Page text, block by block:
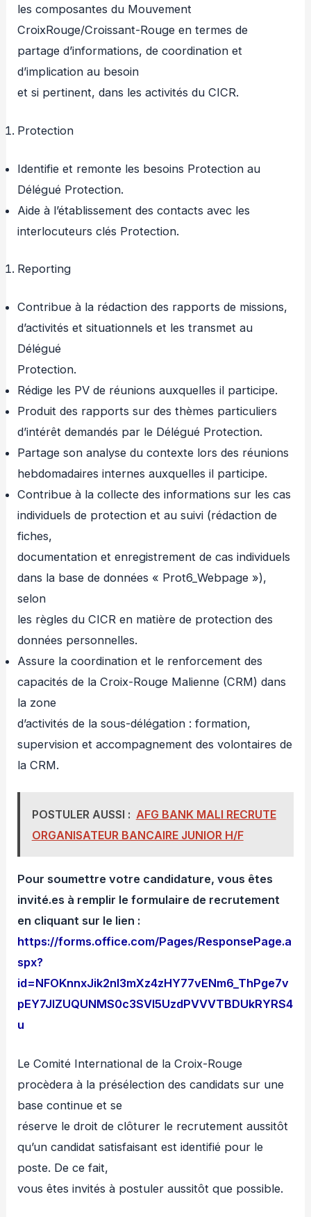
les composantes du Mouvement
CroixRouge/Croissant-Rouge en termes de
partage d’informations, de coordination et
d’implication au besoin
et si pertinent, dans les activités du CICR.
Protection
Identifie et remonte les besoins Protection au
Délégué Protection.
Aide à l’établissement des contacts avec les
interlocuteurs clés Protection.
Reporting
Contribue à la rédaction des rapports de missions,
d’activités et situationnels et les transmet au
Délégué
Protection.
Rédige les PV de réunions auxquelles il participe.
Produit des rapports sur des thèmes particuliers
d’intérêt demandés par le Délégué Protection.
Partage son analyse du contexte lors des réunions
hebdomadaires internes auxquelles il participe.
Contribue à la collecte des informations sur les cas
individuels de protection et au suivi (rédaction de
fiches,
documentation et enregistrement de cas individuels
dans la base de données « Prot6_Webpage »),
selon
les règles du CICR en matière de protection des
données personnelles.
Assure la coordination et le renforcement des
capacités de la Croix-Rouge Malienne (CRM) dans
la zone
d’activités de la sous-délégation : formation,
supervision et accompagnement des volontaires de
la CRM.
POSTULER AUSSI : AFG BANK MALI RECRUTE
ORGANISATEUR BANCAIRE JUNIOR H/F
Pour soumettre votre candidature, vous êtes
invité.es à remplir le formulaire de recrutement
en cliquant sur le lien :
https://forms.office.com/Pages/ResponsePage.a
spx?
id=NFOKnnxJik2nl3mXz4zHY77vENm6_ThPge7v
pEY7JlZUQUNMS0c3SVI5UzdPVVVTBDUkRYRS4
u
Le Comité International de la Croix-Rouge
procèdera à la présélection des candidats sur une
base continue et se
réserve le droit de clôturer le recrutement aussitôt
qu’un candidat satisfaisant est identifié pour le
poste. De ce fait,
vous êtes invités à postuler aussitôt que possible.